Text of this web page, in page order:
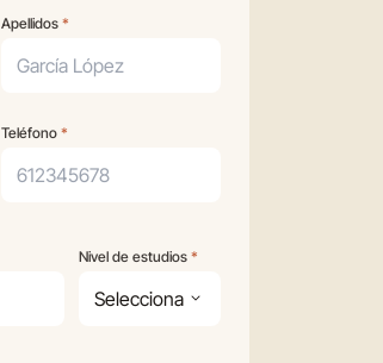
Apellidos *
Teléfono *
Nivel de estudios*